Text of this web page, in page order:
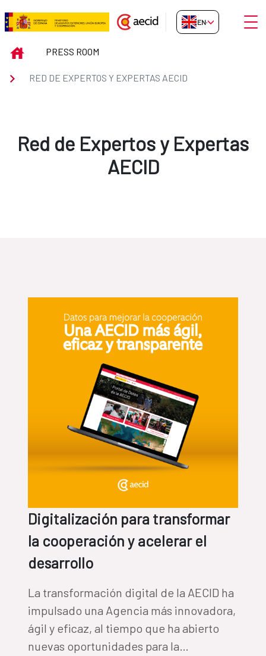
Skip to Main Content
Red de Expertos y Expertas
EN-GB
INICIOPRESS ROOM
RED DE EXPERTOS Y EXPERTAS AECID
Red de Expertos y Expertas
AECID
Digitalización para transformar
la cooperación y acelerar el
desarrollo
La transformación digital de la AECID ha
impulsado una Agencia más innovadora,
ágil y eficaz, al tiempo que ha abierto
nuevas oportunidades para la